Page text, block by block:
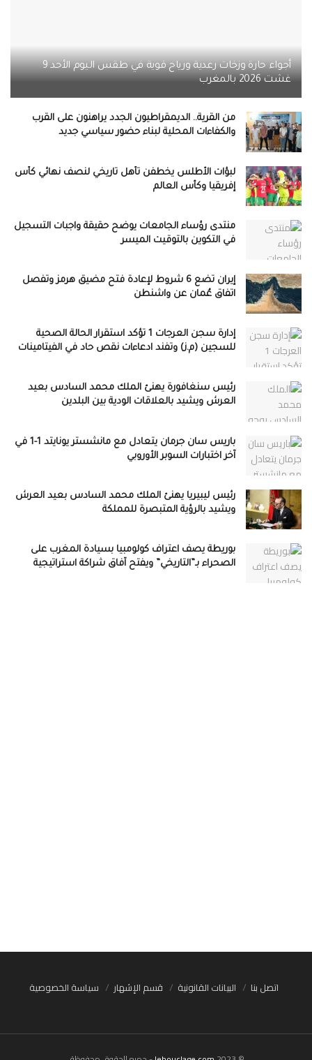
أجواء حارة وزخات رعدية ورياح قوية في طقس اليوم الأحد 9
غشت 2026 بالمغرب
من القرية.. الديمقراطيون الجدد يراهنون على القرب
والكفاءات المحلية لبناء حضور سياسي جديد
لبؤات الأطلس يخطفن تأهل تاريخي لنصف نهائي كأس
إفريقيا وكأس العالم
منتدى رؤساء الجامعات يوضح حقيقة واجبات التسجيل
في التكوين بالتوقيت الميسر
إيران تضع 6 شروط لإعادة فتح مضيق هرمز وتفصل
اتفاق عُمان عن واشنطن
إدارة سجن العرجات 1 تؤكد استقرار الحالة الصحية
للسجين (م.ز) وتفند ادعاءات نقص حاد في الفيتامينات
رئيس سنغافورة يهنئ الملك محمد السادس بعيد
العرش ويشيد بالعلاقات الودية بين البلدين
باريس سان جرمان يتعادل مع مانشستر يونايتد 1-1 في
آخر اختبارات السوبر الأوروبي
رئيس ليبيريا يهنئ الملك محمد السادس بعيد العرش
ويشيد بالرؤية المتبصرة للمملكة
بوريطة يصف اعتراف كولومبيا بسيادة المغرب على
الصحراء بـ”التاريخي” ويفتح آفاق شراكة استراتيجية
اتصل بنا البيانات القانونية قسم الإشهار سياسة الخصوصية